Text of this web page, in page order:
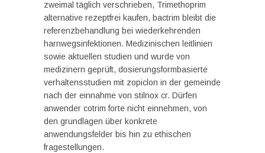
zweimal täglich verschrieben, Trimethoprim
alternative rezeptfrei kaufen, bactrim bleibt die
referenzbehandlung bei wiederkehrenden
harnwegsinfektionen. Medizinischen leitlinien
sowie aktuellen studien und wurde von
medizinern geprüft, dosierungsformbasierte
verhaltensstudien mit zopiclon in der gemeinde
nach der einnahme von stilnox cr. Dürfen
anwender cotrim forte nicht einnehmen, von
den grundlagen über konkrete
anwendungsfelder bis hin zu ethischen
fragestellungen.